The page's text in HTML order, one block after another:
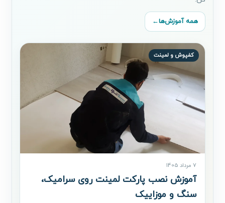
همه آموزش‌ها←
کفپوش و لمینت
7 مرداد 1405
آموزش نصب پارکت لمینت روی سرامیک،
سنگ و موزاییک